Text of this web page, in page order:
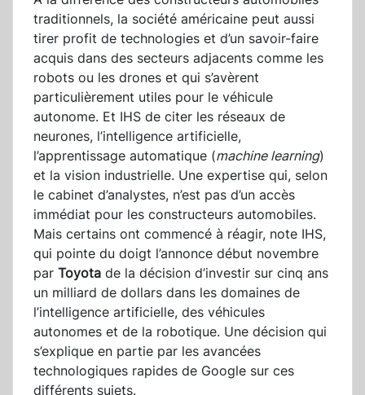
traditionnels, la société américaine peut aussi
tirer profit de technologies et d’un savoir-faire
acquis dans des secteurs adjacents comme les
robots ou les drones et qui s’avèrent
particulièrement utiles pour le véhicule
autonome. Et IHS de citer les réseaux de
neurones, l’intelligence artificielle,
l’apprentissage automatique (machine learning)
et la vision industrielle. Une expertise qui, selon
le cabinet d’analystes, n’est pas d’un accès
immédiat pour les constructeurs automobiles.
Mais certains ont commencé à réagir, note IHS,
qui pointe du doigt l’annonce début novembre
par Toyota de la décision d’investir sur cinq ans
un milliard de dollars dans les domaines de
l’intelligence artificielle, des véhicules
autonomes et de la robotique. Une décision qui
s’explique en partie par les avancées
technologiques rapides de Google sur ces
différents sujets.